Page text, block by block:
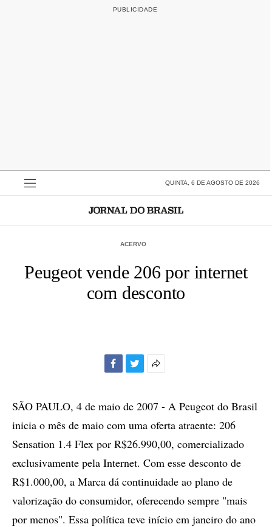
QUINTA, 6 DE AGOSTO DE 2026
ACERVO
Peugeot vende 206 por internet
com desconto
compartilhamento
SÃO PAULO, 4 de maio de 2007 - A Peugeot do Brasil
inicia o mês de maio com uma oferta atraente: 206
Sensation 1.4 Flex por R$26.990,00, comercializado
exclusivamente pela Internet. Com esse desconto de
R$1.000,00, a Marca dá continuidade ao plano de
valorização do consumidor, oferecendo sempre "mais
por menos". Essa política teve início em janeiro do ano